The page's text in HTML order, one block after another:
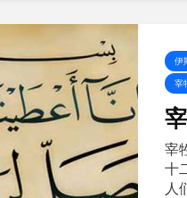
伊
宰
宰
十
人